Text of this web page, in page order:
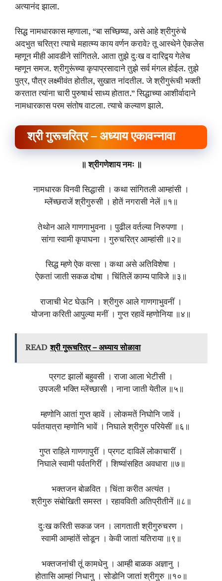
अत्यानंद झाला.
सिद्ध नामधारकास म्हणाला, “बा सच्छिष्या, असे आहे श्रीगुरुंचे
अदभुत चरित्र! त्याचे महात्म्य काय वर्णन करावे? तू आस्थेने ऐकलेस
म्हणून मीही आवडीने सांगितले. आता तुझे दुःख व दारिद्र्य गेलेच
म्हणून समज. श्रीगुरूंच्या कृपाप्रसादाने तुझे सर्व मंगल होईल. तुझे
पुत्र, पौत्र लक्ष्मीवंत होतील, सुखात नांदतील. जे श्रीगुरूंची भक्ती
करतात त्यांना चारी पुरुषार्थ साध्य होतात.” सिद्धाच्या आशीर्वादाने
नामधारकास परम संतोष वाटला. त्याचे कल्याण झाले.
श्री गुरूचरित्र – अध्याय एकावन्नावा
॥ श्रीगणेशाय नमः ॥
नामधारक विनवी सिद्धासी । कथा सांगितली आम्हांसी ।
म्लेंच्छराजें श्रीगुरुसी । होतें नगरासी नेलें ॥१॥
तेथोन आले गाणगाभुवना । पुढील वर्तल्या निरुपणा ।
सांगा स्वामी कृपाघना । गुरुचरित्र आम्हांसी ॥२॥
सिद्ध म्हणे ऐक वत्सा । कथा असे अतिविशेषा ।
ऐकतां जाती सकळ दोषा । चिंतिलें काम्य पाविजे ॥३॥
राजाची भेट घेऊनि । श्रीगुरु आले गाणगाभुवनीं ।
योजना करिती आपुल्या मनीं । गुप्त रहावें म्हणोनिया ॥४॥
READ श्री गुरूचरित्र – अध्याय सोळावा
प्रगट झालों बहुवसी । राजा आला भेटीसी ।
उपजली भक्ति म्लेंच्छासी । नाना जाती येतील ॥५॥
म्हणोनि आतां गुप्त व्हावें । लोकमतें निघोनि जावें ।
पर्वतयात्रा म्हणोनि भावें । निघाले श्रीगुरु परियेसीं ॥६॥
गुप्त राहिले गाणगापुरीं । प्रगट दाविलें लोकाचारीं ।
निघाले स्वामी पर्वतगिरीं । शिष्यांसहित अवधारा ॥७॥
भक्तजन बोळवित । चिंता करीत अत्यंत ।
श्रीगुरु संबोखिती समस्त । रहावविती अतिप्रीतीनें ॥८॥
दुःख करिती सकळ जन । लागताती श्रीगुरुचरण ।
स्वामी आम्हांतें सोडून । केवी जातां यतिराया ॥९॥
भक्तजनांची तूं कामधेनु । आम्ही बाळक अज्ञानु ।
होतासि आम्हां निधानु । सोडोनि जातां श्रीगुरु ॥१०॥